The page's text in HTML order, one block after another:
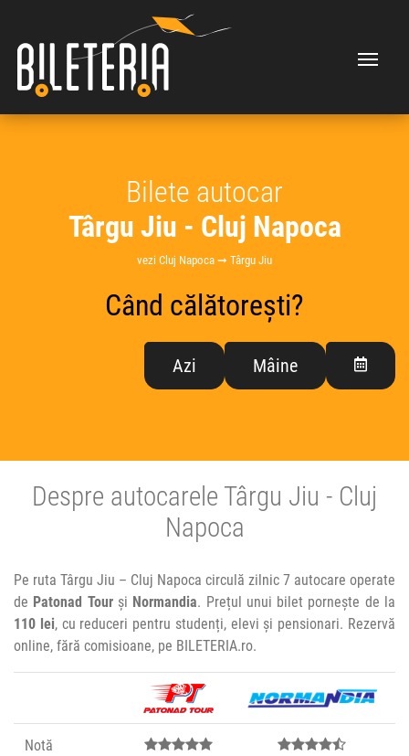
Bilete autocar
Târgu Jiu - Cluj Napoca
vezi Cluj Napoca ➞ Târgu Jiu
Când călătorești?
Azi Mâine
Despre autocarele Târgu Jiu - Cluj
Napoca
Pe ruta Târgu Jiu – Cluj Napoca circulă zilnic 7 autocare operate
de Patonad Tourși Normandia. Prețul unui bilet pornește de la
110 lei, cu reduceri pentru studenți, elevi și pensionari. Rezervă
online, fără comisioane, pe BILETERIA.ro.
Notă